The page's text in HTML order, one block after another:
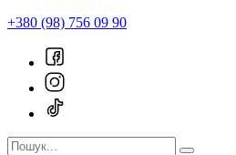
+380 (98) 756 09 90